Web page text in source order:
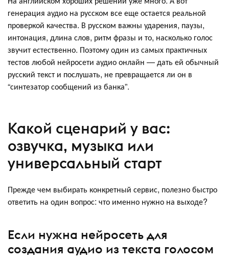
генерация аудио на русском все еще остается реальной
проверкой качества. В русском важны ударения, паузы,
интонация, длина слов, ритм фразы и то, насколько голос
звучит естественно. Поэтому один из самых практичных
тестов любой нейросети аудио онлайн — дать ей обычный
русский текст и послушать, не превращается ли он в
“синтезатор сообщений из банка”.
Какой сценарий у вас:
озвучка, музыка или
универсальный старт
Прежде чем выбирать конкретный сервис, полезно быстро
ответить на один вопрос: что именно нужно на выходе?
Если нужна нейросеть для
создания аудио из текста голосом